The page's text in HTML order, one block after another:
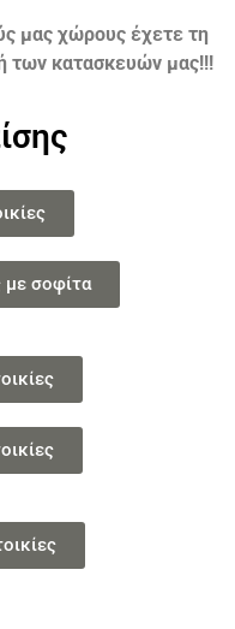
μας χώρους έχετε τη
των κατασκευών μας!!!
με σοφίτα